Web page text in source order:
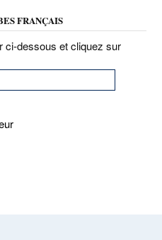
FRANÇAIS
ci-dessous et cliquez sur